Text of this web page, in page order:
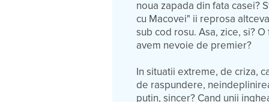
noua zapada din fata casei?
cu Macovei" ii reprosa
sub cod rosu. Asa, zice, si?
avem nevoie de premier?
In situatii extreme, de criza,
de raspundere,
putin, sincer? Cand unii